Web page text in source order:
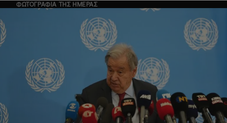
ΦΩΤΟΓΡΑΦΙΑ ΤΗΣ ΗΜΕΡΑΣ